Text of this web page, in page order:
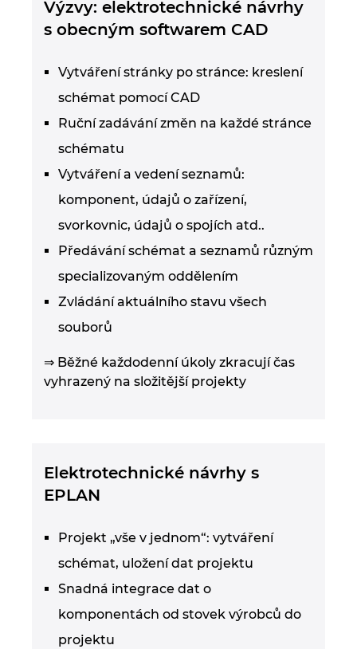
Výzvy: elektrotechnické návrhy
s obecným softwarem CAD
Vytváření stránky po stránce: kreslení
schémat pomocí CAD
Ruční zadávání změn na každé stránce
schématu
Vytváření a vedení seznamů:
komponent, údajů o zařízení,
svorkovnic, údajů o spojích atd..
Předávání schémat a seznamů různým
specializovaným oddělením
Zvládání aktuálního stavu všech
souborů
⇒ Běžné každodenní úkoly zkracují čas
vyhrazený na složitější projekty
Elektrotechnické návrhy s
EPLAN
Projekt „vše v jednom“: vytváření
schémat, uložení dat projektu
Snadná integrace dat o
komponentách od stovek výrobců do
projektu